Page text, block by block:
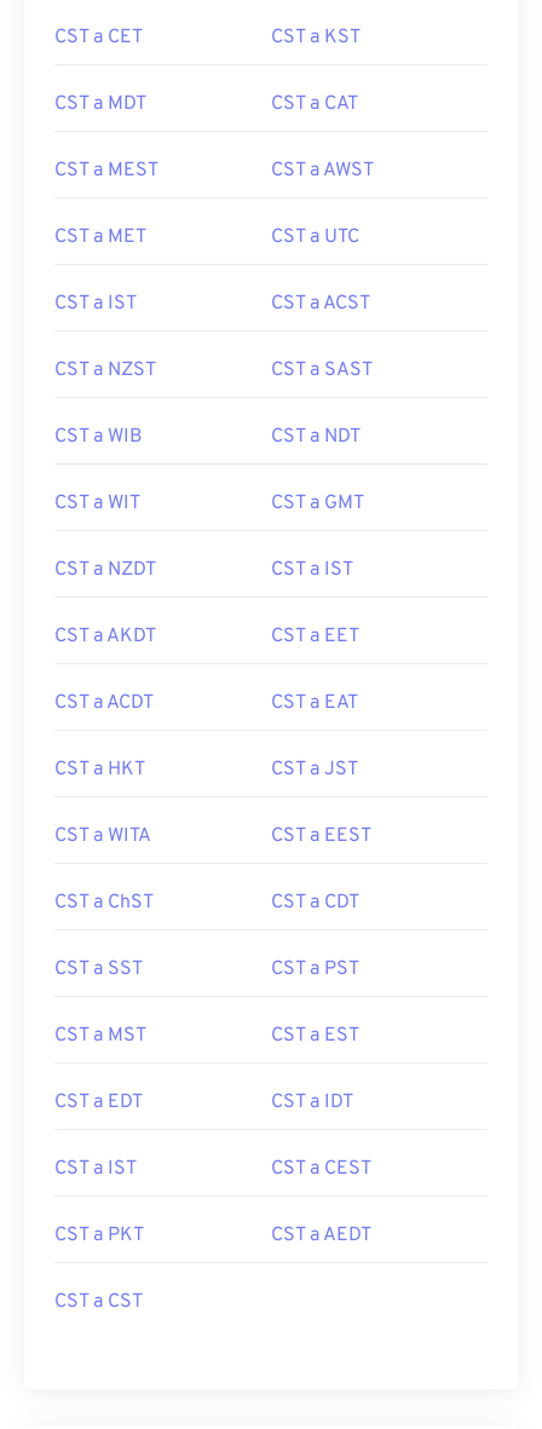
CST a CET CST a KST
CST a MDT CST a CAT
CST a MEST CST a AWST
CST a MET CST a UTC
CST a IST CST a ACST
CST a NZST CST a SAST
CST a WIB CST a NDT
CST a WIT CST a GMT
CST a NZDT CST a IST
CST a AKDT CST a EET
CST a ACDT CST a EAT
CST a HKT CST a JST
CST a WITA CST a EEST
CST a ChST CST a CDT
CST a SST CST a PST
CST a MST CST a EST
CST a EDT CST a IDT
CST a IST CST a CEST
CST a PKT CST a AEDT
CST a CST